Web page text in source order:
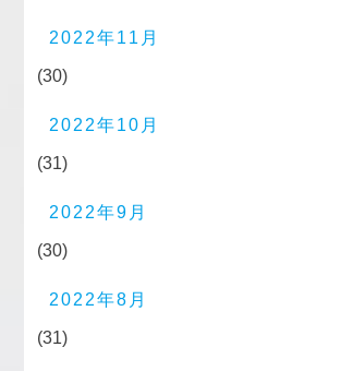
2022年11月
(30)
2022年10月
(31)
2022年9月
(30)
2022年8月
(31)